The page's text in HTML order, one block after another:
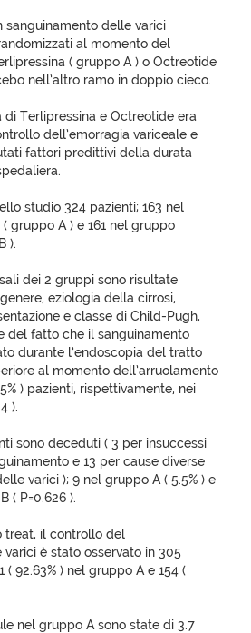
sanguinamento delle varici
al momento del
( gruppo A ) o Octreotide
nell’altro ramo in doppio cieco.
di Terlipressina e Octreotide era
dell’emorragia variceale e
fattori predittivi della durata
studio 324 pazienti; 163 nel
gruppo A ) e 161 nel gruppo
).
dei 2 gruppi sono risultate
eziologia della cirrosi,
e classe di Child-Pugh,
del fatto che il sanguinamento
durante l’endoscopia del tratto
al momento dell’arruolamento
) pazienti, rispettivamente, nei
).
sono deceduti ( 3 per insuccessi
e 13 per cause diverse
varici ); 9 nel gruppo A ( 5.5% ) e
( P=0.626 ).
treat, il controllo del
è stato osservato in 305
( 92.63% ) nel gruppo A e 154 (
nel gruppo A sono state di 3.7